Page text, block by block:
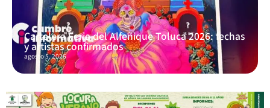
Cartelera Feria del Alfeñique Toluca 2026: fechas
y artistas confirmados
agosto 5, 2026